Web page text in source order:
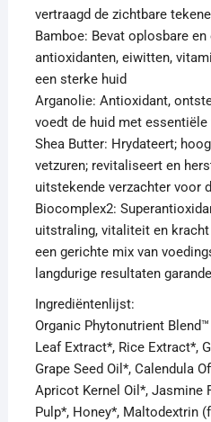
vertraagd de zichtbare
Bamboe: Bevat oplosbare
antioxidanten, eiwitten,
een sterke huid
Arganolie: Antioxidant,
voedt de huid met essentiële
Shea Butter: Hrydateert;
vetzuren; revitaliseert en
uitstekende verzachter voor
Biocomplex2:
uitstraling, vitaliteit en
een gerichte mix van
langdurige resultaten
Ingrediëntenlijst:
Organic Phytonutrient
Leaf Extract*, Rice Extract*,
Grape Seed Oil*, Calendula
Apricot Kernel Oil*, Jasmine
Pulp*, Honey*, Maltodextrin